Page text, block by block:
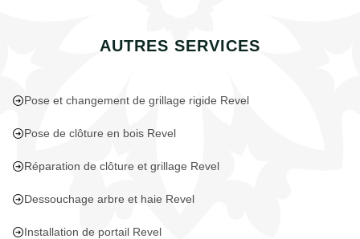
AUTRES SERVICES
Pose et changement de grillage rigide Revel
Pose de clôture en bois Revel
Réparation de clôture et grillage Revel
Dessouchage arbre et haie Revel
Installation de portail Revel